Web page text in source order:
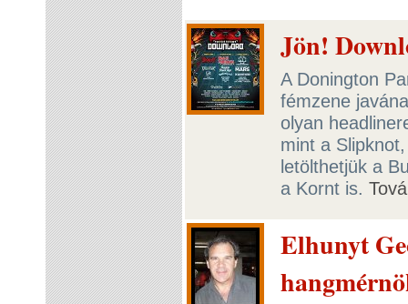
Jön!
A Donington
fémzene
olyan
mint a
letölthetjük a
a Kornt is.
Elhunyt